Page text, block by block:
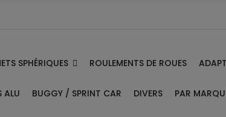
SPHÉRIQUES ROULEMENTS DE ROUES
ALU BUGGY / SPRINT CAR DIVERS PAR